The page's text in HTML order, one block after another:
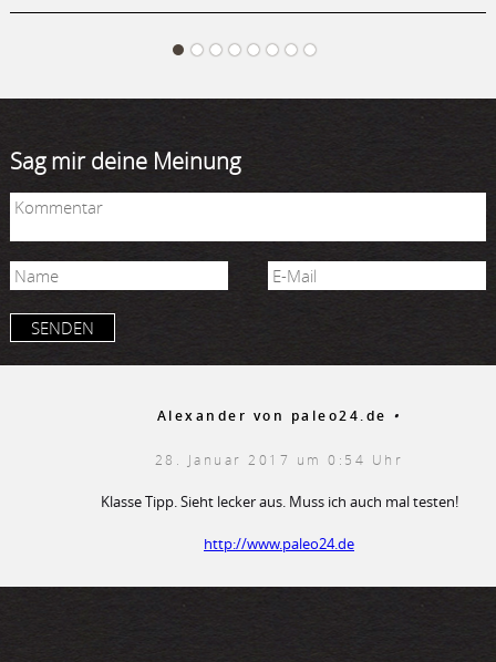
Sag mir deine Meinung
Alexander von paleo24.de •
28. Januar 2017 um 0:54 Uhr
Klasse Tipp. Sieht lecker aus. Muss ich auch mal testen!
http://www.paleo24.de